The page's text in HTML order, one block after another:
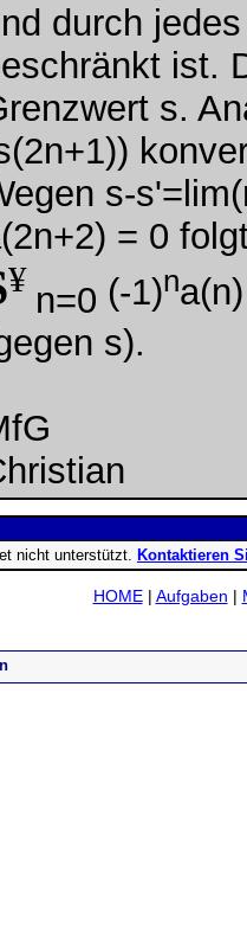
durch
ist.
s.
s-
= 0
¥
n=0 (-1)na(n)
s).
nicht unterstützt. Kontaktieren
HOME| Aufgaben |